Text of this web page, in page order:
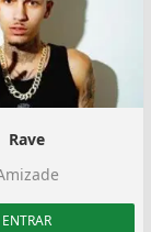
Rave
ENTRAR